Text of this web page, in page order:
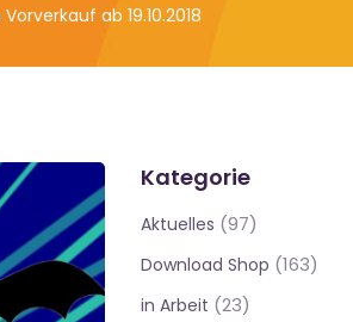
ab 19.10.2018
Kategorie
Aktuelles (97)
Download Shop (163)
in Arbeit (23)